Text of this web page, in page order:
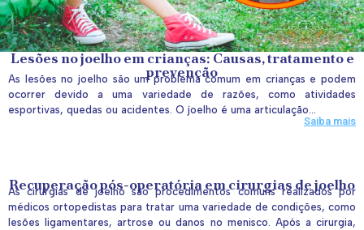
Lesões no joelho em crianças: Causas, tratamento e
prevenção
As lesões no joelho são um problema comum em crianças e podem
ocorrer devido a uma variedade de razões, como atividades
esportivas, quedas ou acidentes. O joelho é uma articulação...
Saiba mais
Recuperação pós-operatória em cirurgias de joelho
As cirurgias de joelho são procedimentos comuns realizados por
médicos ortopedistas para tratar uma variedade de condições, como
lesões ligamentares, artrose ou danos no menisco. Após a cirurgia,